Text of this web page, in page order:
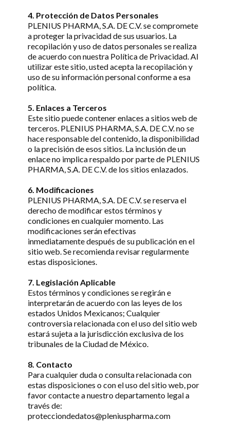
4. Protección de Datos Personales
PLENIUS PHARMA, S.A. DE C.V. se compromete
a proteger la privacidad de sus usuarios. La
recopilación y uso de datos personales se realiza
de acuerdo con nuestra Política de Privacidad. Al
utilizar este sitio, usted acepta la recopilación y
uso de su información personal conforme a esa
política.
5. Enlaces a Terceros
Este sitio puede contener enlaces a sitios web de
terceros. PLENIUS PHARMA, S.A. DE C.V. no se
hace responsable del contenido, la disponibilidad
o la precisión de esos sitios. La inclusión de un
enlace no implica respaldo por parte de PLENIUS
PHARMA, S.A. DE C.V. de los sitios enlazados.
6. Modificaciones
PLENIUS PHARMA, S.A. DE C.V. se reserva el
derecho de modificar estos términos y
condiciones en cualquier momento. Las
modificaciones serán efectivas
inmediatamente después de su publicación en el
sitio web. Se recomienda revisar regularmente
estas disposiciones.
7. Legislación Aplicable
Estos términos y condiciones se regirán e
interpretarán de acuerdo con las leyes de los
estados Unidos Mexicanos; Cualquier
controversia relacionada con el uso del sitio web
estará sujeta a la jurisdicción exclusiva de los
tribunales de la Ciudad de México.
8. Contacto
Para cualquier duda o consulta relacionada con
estas disposiciones o con el uso del sitio web, por
favor contacte a nuestro departamento legal a
través de:
protecciondedatos@pleniuspharma.com